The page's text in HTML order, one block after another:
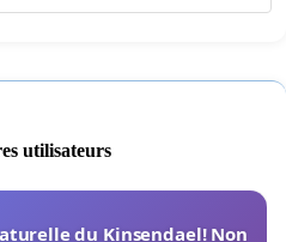
utilisateurs
du Kinsendael! Non